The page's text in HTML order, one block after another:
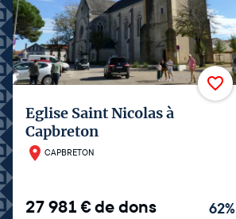
Eglise Saint Nicolas à
Capbreton
CAPBRETON
27 981€de dons 62%